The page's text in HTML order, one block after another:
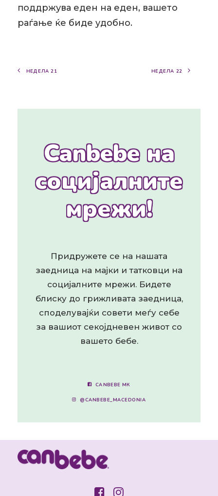
поддржува еден на еден, вашето
раѓање ќе биде удобно.
НЕДЕЛА 21 НЕДЕЛА 22
Canbebe на
социјалните
мрежи!
Придружете се на нашата
заедница на мајки и татковци на
социјалните мрежи. Бидете
блиску до грижливата заедница,
споделувајќи совети меѓу себе
за вашиот секојдневен живот со
вашето бебе.
CANBEBE МК
@CANBEBE_MACEDONIA